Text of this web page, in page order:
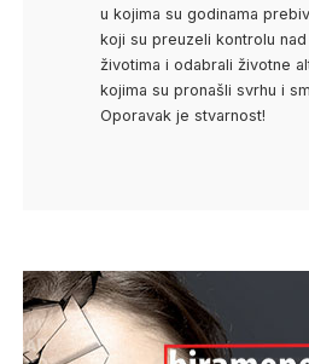
u kojima su godinama
koji su preuzeli kontrolu
životima i odabrali životne
kojima su pronašli svrhu i
Oporavak je stvarnost!